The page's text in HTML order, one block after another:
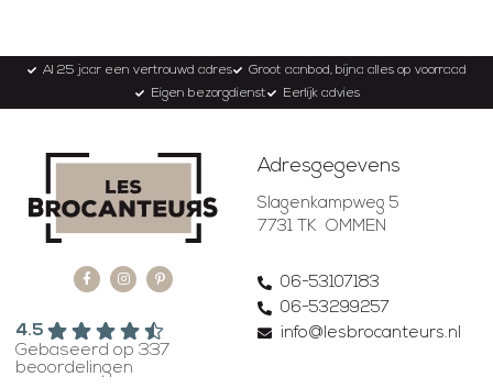
Al 25 jaar een vertrouwd adres
Groot aanbod, bijna alles op voorraad
Eigen bezorgdienst
Eerlijk advies
4.5
Gebaseerd op 337
beoordelingen
Adresgegevens
Slagenkampweg 5
7731 TK OMMEN
06-53107183
06-53299257
info@lesbrocanteurs.nl